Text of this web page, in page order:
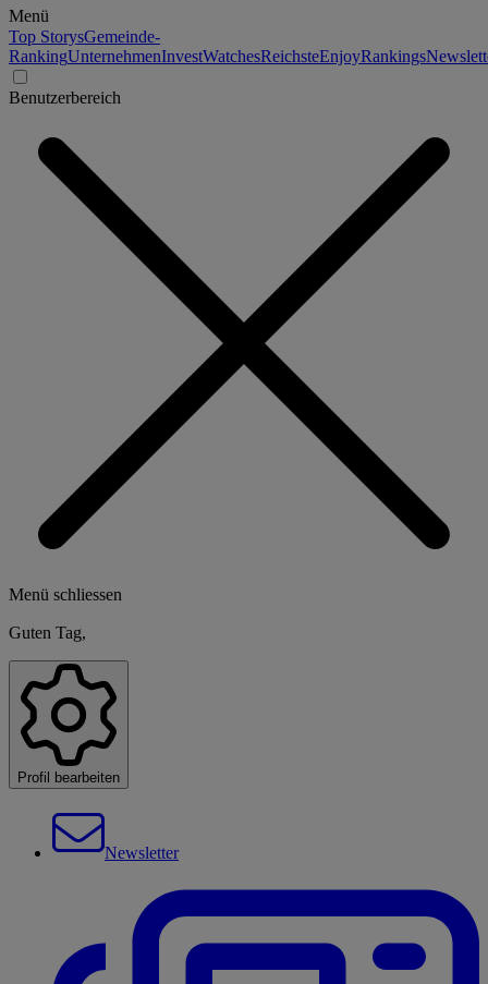
Menü
Top StorysGemeinde-
RankingUnternehmenInvestWatchesReichsteEnjoyRankings
Benutzerbereich
Menü schliessen
Guten Tag,
Profil bearbeiten
Newsletter